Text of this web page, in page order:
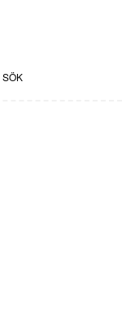
SÖK